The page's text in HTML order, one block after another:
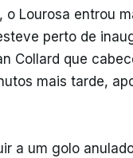
o Lourosa entrou
perto de
Collard que
mais tarde,
a um golo